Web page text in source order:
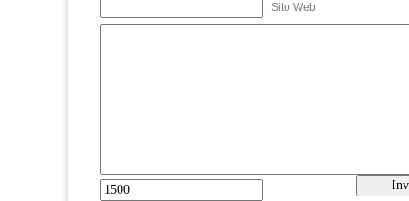
Sito Web